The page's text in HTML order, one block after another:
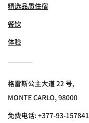
精选品质住宿
餐饮
体验
格雷斯公主大道 22 号,
MONTE CARLO, 98000
免费电话:+377-93-157841